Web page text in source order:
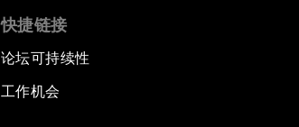
快捷链接
论坛可持续性
工作机会